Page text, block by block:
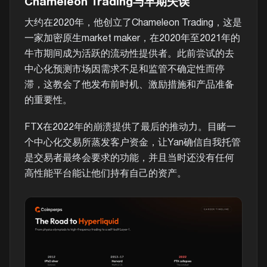
Chameleon Trading与早期失误
大约在2020年，他创立了Chameleon Trading，这是
一家加密原生market maker，在2020年至2021年的
牛市期间成为活跃的流动性提供者。此前尝试的去
中心化预测市场因需求不足和监管不确定性而停
滞，这教会了他发布前时机、激励措施和产品准备
的重要性。
FTX在2022年的崩溃提供了最后的推动力。目睹一
个中心化交易所蒸发客户资金，让Yan确信自我托管
是交易者最终会要求的功能，并且当时还没有任何
高性能平台能让他们持有自己的资产。